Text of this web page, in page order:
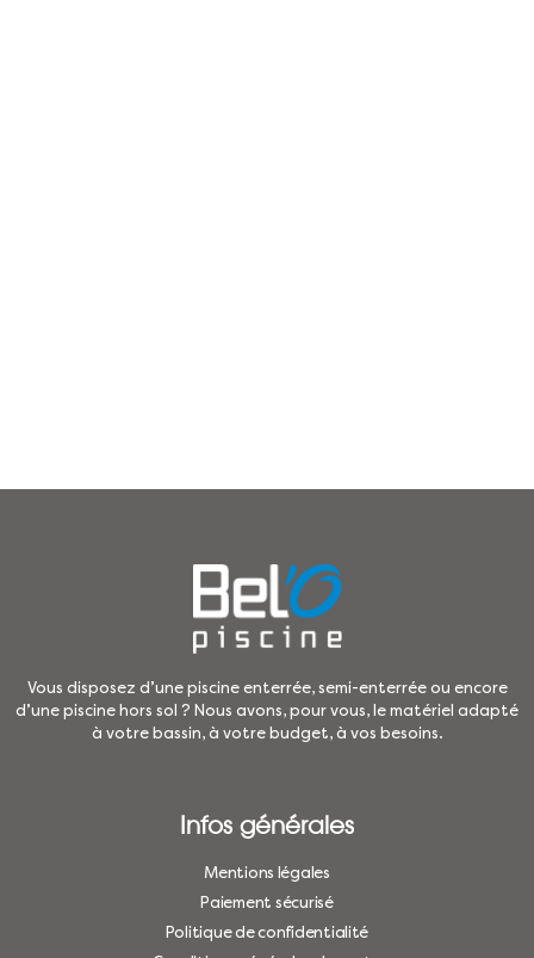
Vous disposez d’une piscine enterrée, semi-enterrée ou encore
d’une piscine hors sol ? Nous avons, pour vous, le matériel adapté
à votre bassin, à votre budget, à vos besoins.
Infos générales
Mentions légales
Paiement sécurisé
Politique de confidentialité